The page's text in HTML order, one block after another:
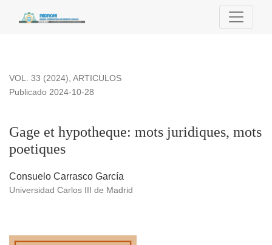
Gage et hypotheque: mots juridiques, mots poetiques
VOL. 33 (2024), ARTICULOS
Gage et hypotheque: mots juridiques, mots
poetiques
Publicado 2024-10-28
Consuelo Carrasco García
Universidad Carlos III de Madrid